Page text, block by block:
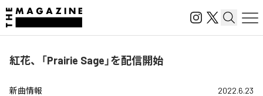
紅花、「Prairie Sage」を配信開始
新曲情報 2022.6.23